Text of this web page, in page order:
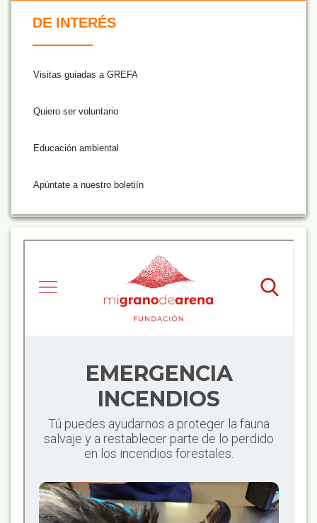
DE INTERÉS
Visitas guiadas a GREFA
Quiero ser voluntario
Educación ambiental
Apúntate a nuestro boletiín